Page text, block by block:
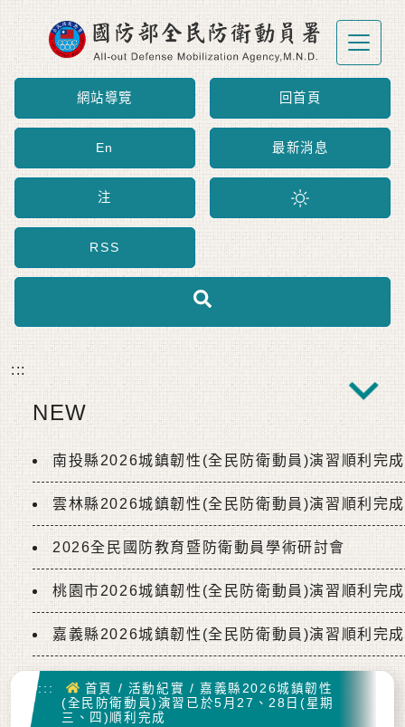
跳到主要內容區塊
網站導覽 回首頁
En 最新消息
注
RSS
:::
NEW
南投縣2026城鎮韌性(全民防衛動員)演習順利完成
雲林縣2026城鎮韌性(全民防衛動員)演習順利完成
2026全民國防教育暨防衛動員學術研討會
桃園市2026城鎮韌性(全民防衛動員)演習順利完成
嘉義縣2026城鎮韌性(全民防衛動員)演習順利完成
::: 首頁 首頁 / 活動紀實 / 嘉義縣2026城鎮韌性
(全民防衛動員)演習已於5月27、28日(星期
三、四)順利完成